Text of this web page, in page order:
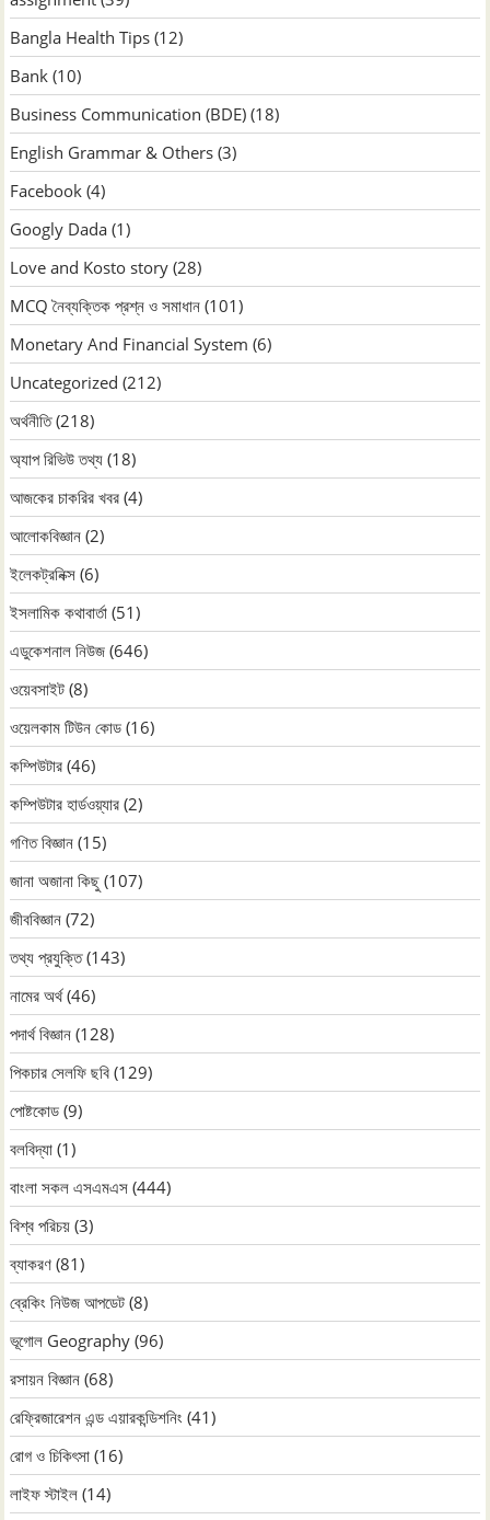
Bangla Health Tips (12)
Bank (10)
Business Communication (BDE) (18)
English Grammar & Others (3)
Facebook (4)
Googly Dada (1)
Love and Kosto story (28)
MCQ নৈব্যক্তিক প্রশ্ন ও সমাধান (101)
Monetary And Financial System (6)
Uncategorized (212)
অর্থনীতি(218)
অ্যাপ রিভিউ তথ্য (18)
আজকের চাকরির খবর (4)
আলোকবিজ্ঞান (2)
ইলেকট্রনিক্স (6)
ইসলামিক কথাবার্তা (51)
এডুকেশনাল নিউজ (646)
ওয়েবসাইট (8)
ওয়েলকাম টিউন কোড (16)
কম্পিউটার (46)
কম্পিউটার হার্ডওয়্যার (2)
গণিত বিজ্ঞান (15)
জানা অজানা কিছু (107)
জীববিজ্ঞান (72)
তথ্য প্রযুক্তি(143)
নামের অর্থ(46)
পদার্থ বিজ্ঞান (128)
পিকচার সেলফি ছবি (129)
পোষ্টকোড (9)
বলবিদ্যা (1)
বাংলা সকল এসএমএস (444)
বিশ্ব পরিচয় (3)
ব্যাকরণ (81)
ব্রেকিং নিউজ আপডেট (8)
ভূগোল Geography (96)
রসায়ন বিজ্ঞান (68)
রেফ্রিজারেশন এন্ড এয়ারকন্ডিশনিং (41)
রোগ ও চিকিৎসা (16)
লাইফ স্টাইল (14)